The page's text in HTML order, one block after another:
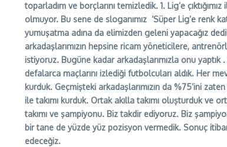
toparladım ve borçlarını temizledik. 1. Lig’e
olmuyor. Bu sene de sloganımız ‘Süper Lig’e renk
yumuşatma adına da elimizden geleni yapacağız
arkadaşlarımızın hepsine ricam yöneticilere,
istiyoruz. Bugüne kadar arkadaşlarımızla onu yaptık
defalarca maçlarını izlediği futbolcuları aldık. Her
kurduk. Geçmişteki arkadaşlarımızın da %75’ini
ile takımı kurduk. Ortak akılla takımı oluşturduk ve
takımı ve şampiyonu. Biz takdir ediyoruz. Biz
bir tane de yüzde yüz pozisyon vermedik. Sonuç
edeceğiz.